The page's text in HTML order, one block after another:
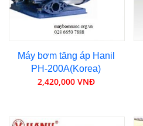
Máy bơm tăng áp Hanil
PH-200A(Korea)
2,420,000 VNĐ